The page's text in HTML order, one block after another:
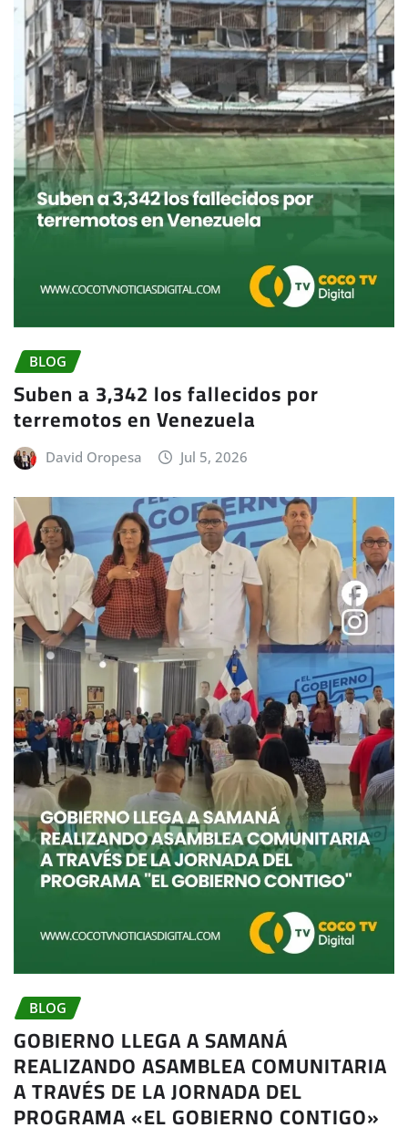
BLOG
Suben a 3,342 los fallecidos por
terremotos en Venezuela
David Oropesa Jul 5, 2026
BLOG
GOBIERNO LLEGA A SAMANÁ
REALIZANDO ASAMBLEA COMUNITARIA
A TRAVÉS DE LA JORNADA DEL
PROGRAMA «EL GOBIERNO CONTIGO»